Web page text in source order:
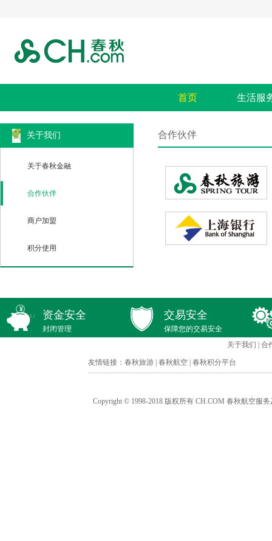
首页 生活服
关于我们
关于春秋金融
合作伙伴
商户加盟
积分使用
合作伙伴
资金安全
封闭管理
交易安全
保障您的交易安全
关于我们
合
友情链接： 春秋旅游 春秋航空 春秋积分平台
Copyright © 1998-2018 版权所有 CH.COM 春秋航空服